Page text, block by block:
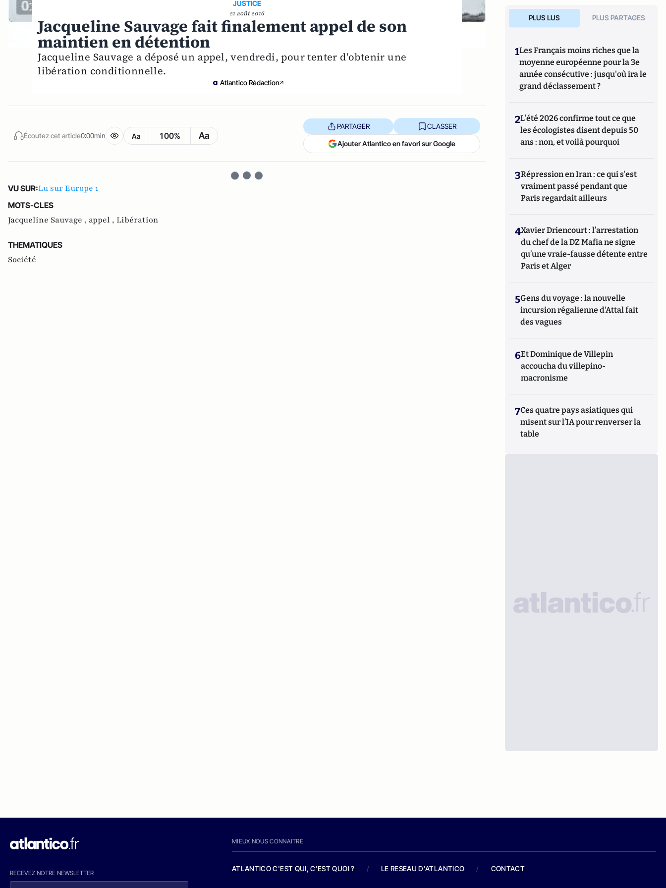
JUSTICE
21 août 2016
Jacqueline Sauvage fait finalement appel de son
maintien en détention
Jacqueline Sauvage a déposé un appel, vendredi, pour tenter d'obtenir une
libération conditionnelle.
Atlantico Rédaction
Écoutez cet article0:00min Aa 100% Aa
PARTAGER CLASSER
Ajouter Atlantico en favori sur Google
VU SUR:Lu sur Europe 1
MOTS-CLES
Jacqueline Sauvage , appel , Libération
THEMATIQUES
Société
PLUS LUS PLUS PARTAGES
1Les Français moins riches que la
moyenne européenne pour la 3e
année consécutive : jusqu'où ira le
grand déclassement ?
2L’été 2026 confirme tout ce que
les écologistes disent depuis 50
ans : non, et voilà pourquoi
3Répression en Iran : ce qui s'est
vraiment passé pendant que
Paris regardait ailleurs
4Xavier Driencourt : l’arrestation
du chef de la DZ Mafia ne signe
qu’une vraie-fausse détente entre
Paris et Alger
5Gens du voyage : la nouvelle
incursion régalienne d'Attal fait
des vagues
6Et Dominique de Villepin
accoucha du villepino-
macronisme
7Ces quatre pays asiatiques qui
misent sur l’IA pour renverser la
table
RECEVEZ NOTRE NEWSLETTER
MIEUX NOUS CONNAITRE
ATLANTICO C'EST QUI, C'EST QUOI ? / LE RESEAU D'ATLANTICO / CONTACT